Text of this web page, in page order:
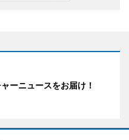
ーニュースをお届け！